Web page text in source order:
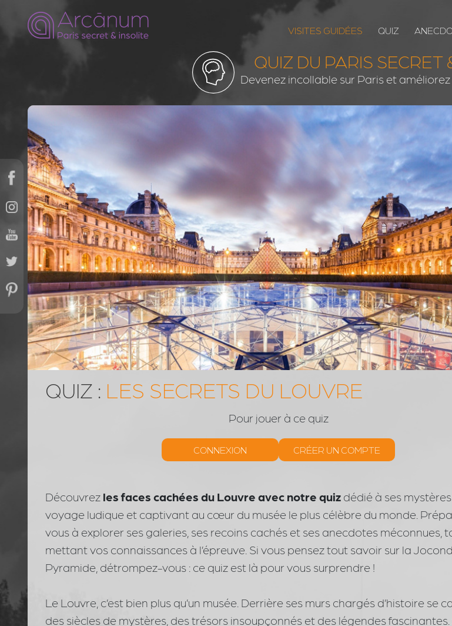
VISITES GUIDÉES QUIZ
QUIZ DU PARIS SECRET
Devenez incollable sur Paris et
QUIZ : LES SECRETS DU LOUVRE
Pour jouer à ce quiz
CONNEXION CRÉER UN COMPTE
Découvrezles faces cachées du Louvre avec notre quizdédié à ses mystères
voyage ludique et captivant au cœur du musée le plus célèbre du monde.
vous à explorer ses galeries, ses recoins cachés et ses anecdotes méconnues,
mettant vos connaissances à l’épreuve. Si vous pensez tout savoir sur la
Pyramide, détrompez-vous : ce quiz est là pour vous surprendre !
Le Louvre, c’est bien plus qu’un musée. Derrière ses murs chargés d’histoire se
des siècles de mystères, des trésors insoupçonnés et des légendes